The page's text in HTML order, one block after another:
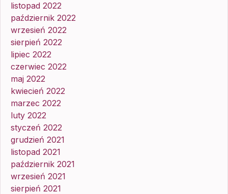
listopad 2022
październik 2022
wrzesień 2022
sierpień 2022
lipiec 2022
czerwiec 2022
maj 2022
kwiecień 2022
marzec 2022
luty 2022
styczeń 2022
grudzień 2021
listopad 2021
październik 2021
wrzesień 2021
sierpień 2021